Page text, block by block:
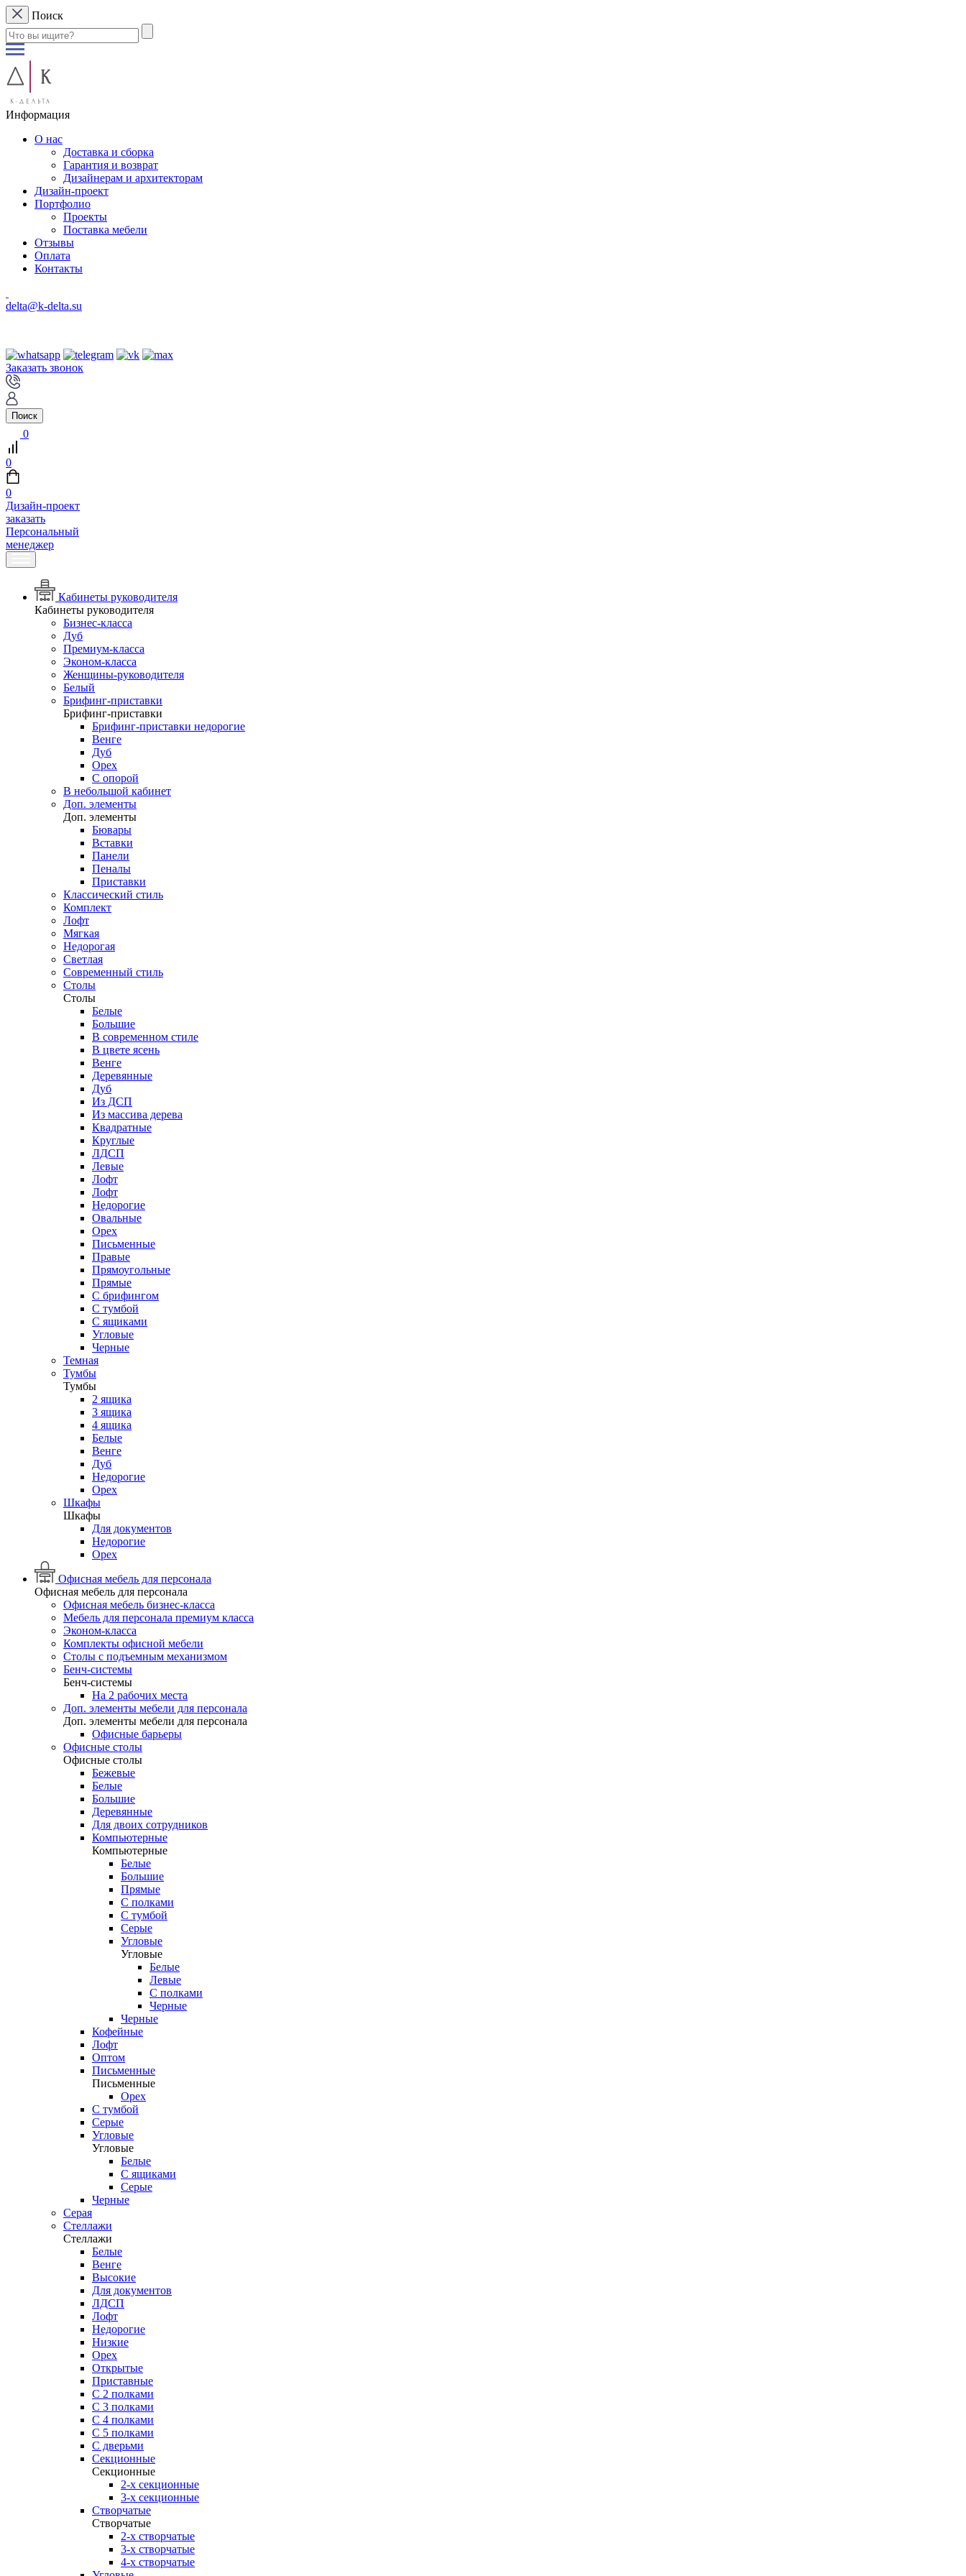
Поиск
Информация
О нас
Доставка и сборка
Гарантия и возврат
Дизайнерам и архитекторам
Дизайн-проект
Портфолио
Проекты
Поставка мебели
Отзывы
Оплата
Контакты
delta@k-delta.su
Заказать звонок
Поиск
0
0
0
Дизайн-проект
заказать
Персональный
менеджер
Кабинеты руководителя
Кабинеты руководителя
Бизнес-класса
Дуб
Премиум-класса
Эконом-класса
Женщины-руководителя
Белый
Брифинг-приставки
Брифинг-приставки
Брифинг-приставки недорогие
Венге
Дуб
Орех
С опорой
В небольшой кабинет
Доп. элементы
Доп. элементы
Бювары
Вставки
Панели
Пеналы
Приставки
Классический стиль
Комплект
Лофт
Мягкая
Недорогая
Светлая
Современный стиль
Столы
Столы
Белые
Большие
В современном стиле
В цвете ясень
Венге
Деревянные
Дуб
Из ДСП
Из массива дерева
Квадратные
Круглые
ЛДСП
Левые
Лофт
Лофт
Недорогие
Овальные
Орех
Письменные
Правые
Прямоугольные
Прямые
С брифингом
С тумбой
С ящиками
Угловые
Черные
Темная
Тумбы
Тумбы
2 ящика
3 ящика
4 ящика
Белые
Венге
Дуб
Недорогие
Орех
Шкафы
Шкафы
Для документов
Недорогие
Орех
Офисная мебель для персонала
Офисная мебель для персонала
Офисная мебель бизнес-класса
Мебель для персонала премиум класса
Эконом-класса
Комплекты офисной мебели
Столы с подъемным механизмом
Бенч-системы
Бенч-системы
На 2 рабочих места
Доп. элементы мебели для персонала
Доп. элементы мебели для персонала
Офисные барьеры
Офисные столы
Офисные столы
Бежевые
Белые
Большие
Деревянные
Для двоих сотрудников
Компьютерные
Компьютерные
Белые
Большие
Прямые
С полками
С тумбой
Серые
Угловые
Угловые
Белые
Левые
С полками
Черные
Черные
Кофейные
Лофт
Оптом
Письменные
Письменные
Орех
С тумбой
Серые
Угловые
Угловые
Белые
С ящиками
Серые
Черные
Серая
Стеллажи
Стеллажи
Белые
Венге
Высокие
Для документов
ЛДСП
Лофт
Недорогие
Низкие
Орех
Открытые
Приставные
С 2 полками
С 3 полками
С 4 полками
С 5 полками
С дверьми
Секционные
Секционные
2-х секционные
3-х секционные
Створчатые
Створчатые
2-х створчатые
3-х створчатые
4-х створчатые